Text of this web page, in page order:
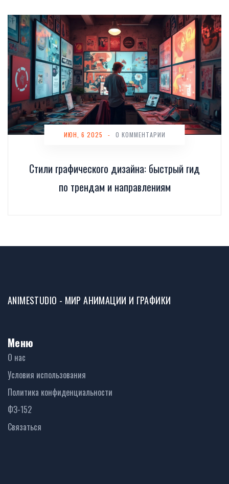
Стили графического дизайна: быстрый гид
по трендам и направлениям
ИЮН, 6 2025 - 0 КОММЕНТАРИИ
ANIMESTUDIO - МИР АНИМАЦИИ И ГРАФИКИ
Меню
О нас
Условия использования
Политика конфиденциальности
ФЗ-152
Связаться